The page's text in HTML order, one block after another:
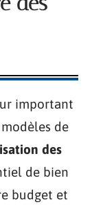
important
de
des
de bien
budget et